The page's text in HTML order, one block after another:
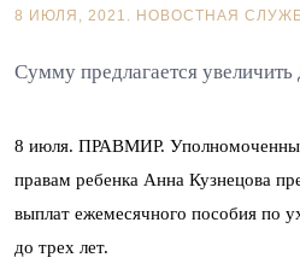
8 ИЮЛЯ, 2021. НОВОСТНАЯ
Сумму предлагается увеличить
8 июля. ПРАВМИР.
правам ребенка Анна Кузнецова
выплат ежемесячного пособия по
до трех лет.